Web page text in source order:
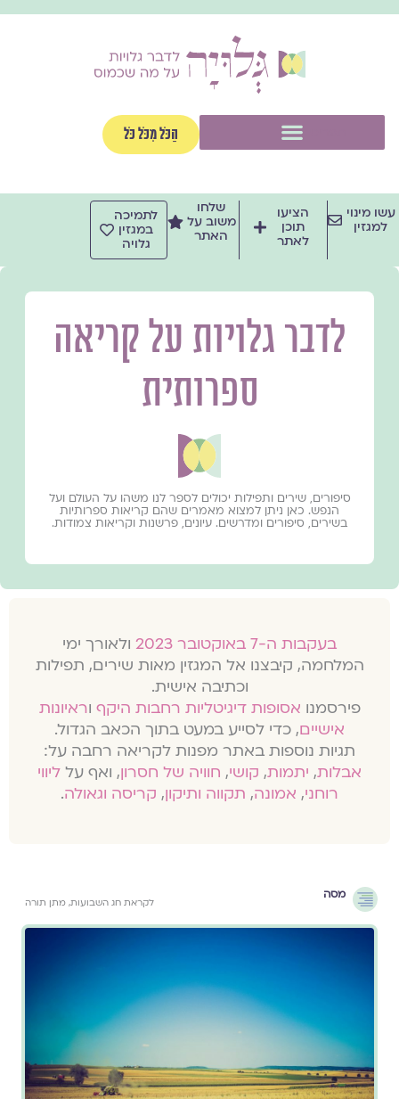
לתוכן
הַכֹּל מִכֹּל כֹּל
עשו מינוי
למגזין
הציעו
תוכן
לאתר
שלחו
משוב על
האתר
לתמיכה
במגזין
גלויה
לדבר גלויות על קריאה
ספרותית
סיפורים, שירים ותפילות יכולים לספר לנו משהו על העולם ועל
הנפש. כאן ניתן למצוא מאמרים שהם קריאות ספרותיות
בשירים, סיפורים ומדרשים. עיונים, פרשנות וקריאות צמודות.
בעקבות ה-7 באוקטובר 2023
ולאורך ימי
המלחמה, קיבצנו אל המגזין מאות שירים, תפילות
וכתיבה אישית.
פירסמנו אסופות דיגיטליות רחבות היקף וראיונות
אישיים, כדי לסייע במעט בתוך הכאב הגדול.
תגיות נוספות באתר מפנות לקריאה רחבה על:
אבלות, יתמות, קושי, חוויה של חסרון, ואף על ליווי
רוחני, אמונה, תקווה ותיקון, קריסה וגאולה.
מסה
לקראת חג השבועות, מתן תורה